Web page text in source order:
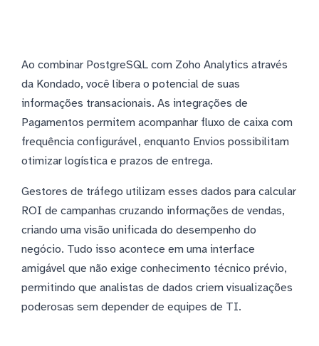
Ao combinar PostgreSQL com Zoho Analytics através
da Kondado, você libera o potencial de suas
informações transacionais. As integrações de
Pagamentos permitem acompanhar fluxo de caixa com
frequência configurável, enquanto Envios possibilitam
otimizar logística e prazos de entrega.
Gestores de tráfego utilizam esses dados para calcular
ROI de campanhas cruzando informações de vendas,
criando uma visão unificada do desempenho do
negócio. Tudo isso acontece em uma interface
amigável que não exige conhecimento técnico prévio,
permitindo que analistas de dados criem visualizações
poderosas sem depender de equipes de TI.